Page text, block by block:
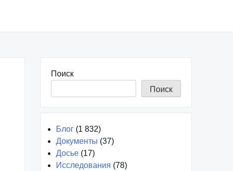
Поиск
Поиск
Блог (1 832)
Документы (37)
Досье (17)
Исследования (78)